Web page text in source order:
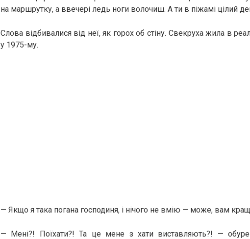
на маршрутку, а ввечері ледь ноги волочиш. А ти в піжамі цілий
Слова відбивалися від неї, як горох об стіну. Свекруха жила в
у 1975-му.
— Якщо я така погана господиня, і нічого не вмію — може, вам
— Мені?! Поїхати?! Та це мене з хати виставляють?! —